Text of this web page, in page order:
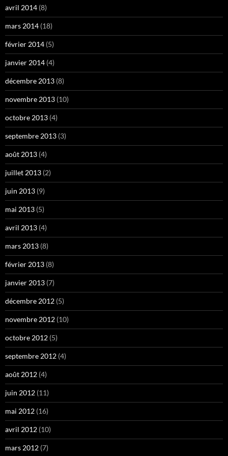
avril 2014 (8)
mars 2014 (18)
février 2014 (5)
janvier 2014 (4)
décembre 2013 (8)
novembre 2013 (10)
octobre 2013 (4)
septembre 2013 (3)
août 2013 (4)
juillet 2013 (2)
juin 2013 (9)
mai 2013 (5)
avril 2013 (4)
mars 2013 (8)
février 2013 (8)
janvier 2013 (7)
décembre 2012 (5)
novembre 2012 (10)
octobre 2012 (5)
septembre 2012 (4)
août 2012 (4)
juin 2012 (11)
mai 2012 (16)
avril 2012 (10)
mars 2012 (7)